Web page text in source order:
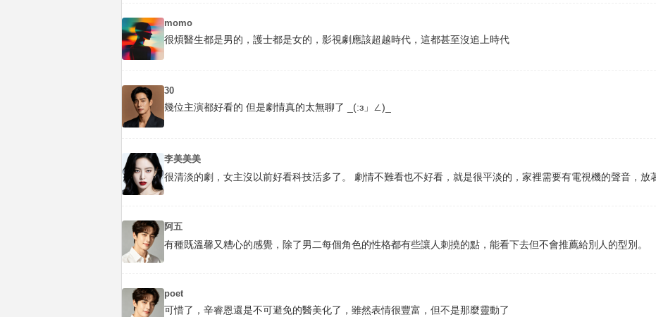
momo
很煩醫生都是男的，護士都是女的，影視劇應該超越時代，這都甚至沒追上時代
30
幾位主演都好看的 但是劇情真的太無聊了 _(:з」∠)_
李美美美
很清淡的劇，女主沒以前好看科技活多了。 劇情不難看也不好看，就是很平淡的，家裡需要有電視機的聲音，放
阿五
有種既溫馨又糟心的感覺，除了男二每個角色的性格都有些讓人刺撓的點，能看下去但不會推薦給別人的型別。
poet
可惜了，辛睿恩還是不可避免的醫美化了，雖然表情很豐富，但不是那麼靈動了